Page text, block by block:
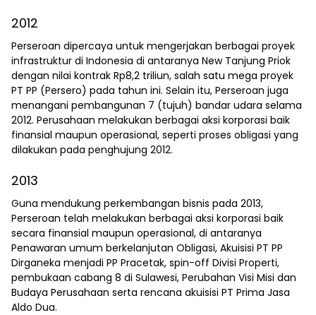
2012
Perseroan dipercaya untuk mengerjakan berbagai proyek
infrastruktur di Indonesia di antaranya New Tanjung Priok
dengan nilai kontrak Rp8,2 triliun, salah satu mega proyek
PT PP (Persero) pada tahun ini. Selain itu, Perseroan juga
menangani pembangunan 7 (tujuh) bandar udara selama
2012. Perusahaan melakukan berbagai aksi korporasi baik
finansial maupun operasional, seperti proses obligasi yang
dilakukan pada penghujung 2012.
2013
Guna mendukung perkembangan bisnis pada 2013,
Perseroan telah melakukan berbagai aksi korporasi baik
secara finansial maupun operasional, di antaranya
Penawaran umum berkelanjutan Obligasi, Akuisisi PT PP
Dirganeka menjadi PP Pracetak, spin-off Divisi Properti,
pembukaan cabang 8 di Sulawesi, Perubahan Visi Misi dan
Budaya Perusahaan serta rencana akuisisi PT Prima Jasa
Aldo Dua.